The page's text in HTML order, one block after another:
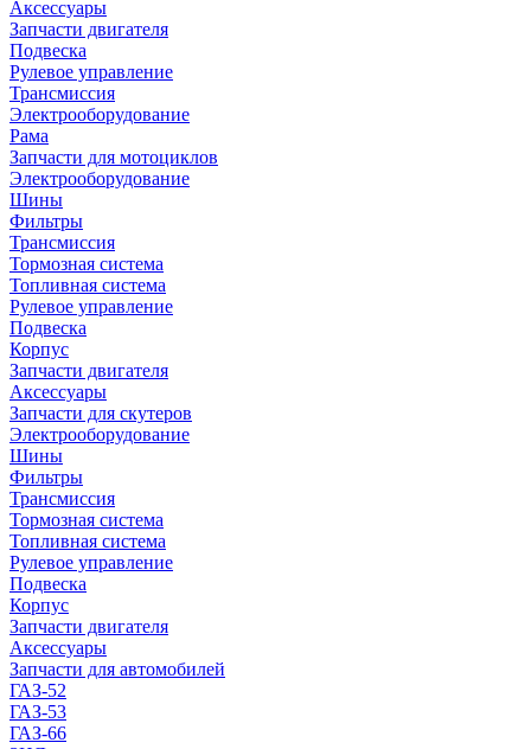
Аксессуары
Запчасти двигателя
Подвеска
Рулевое управление
Трансмиссия
Электрооборудование
Рама
Запчасти для мотоциклов
Электрооборудование
Шины
Фильтры
Трансмиссия
Тормозная система
Топливная система
Рулевое управление
Подвеска
Корпус
Запчасти двигателя
Аксессуары
Запчасти для скутеров
Электрооборудование
Шины
Фильтры
Трансмиссия
Тормозная система
Топливная система
Рулевое управление
Подвеска
Корпус
Запчасти двигателя
Аксессуары
Запчасти для автомобилей
ГАЗ-52
ГАЗ-53
ГАЗ-66